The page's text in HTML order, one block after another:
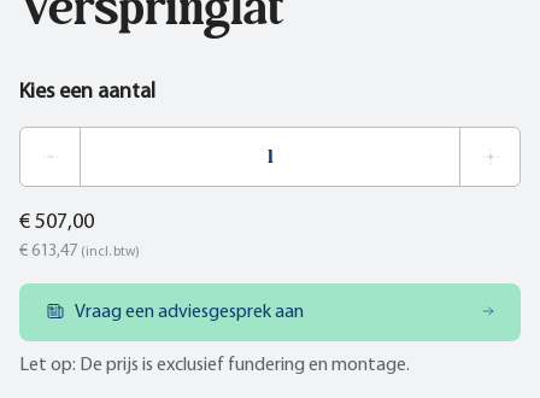
Kies een aantal
€ 507,00
€ 613,47 (incl. btw)
Vraag een adviesgesprek aan
Let op: De prijs is exclusief fundering en montage.